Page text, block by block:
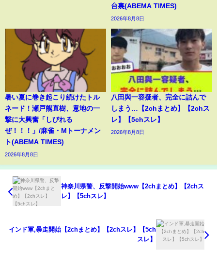
台裏(ABEMA TIMES)
2026年8月8日
暑い夏に巻き起こり続けたトル
ネード！瀬戸熊直樹、意地の一
撃に大興奮「しびれる
ぜ！！！」/麻雀・Mトーナメン
ト(ABEMA TIMES)
2026年8月8日
八田與一容疑者、完全に詰んで
しまう…【2chまとめ】【2chス
レ】【5chスレ】
2026年8月8日
神奈川県警、反撃開始www【2chまとめ】【2chス
レ】【5chスレ】
インド軍,暴走開始【2chまとめ】【2chスレ】【5ch
スレ】